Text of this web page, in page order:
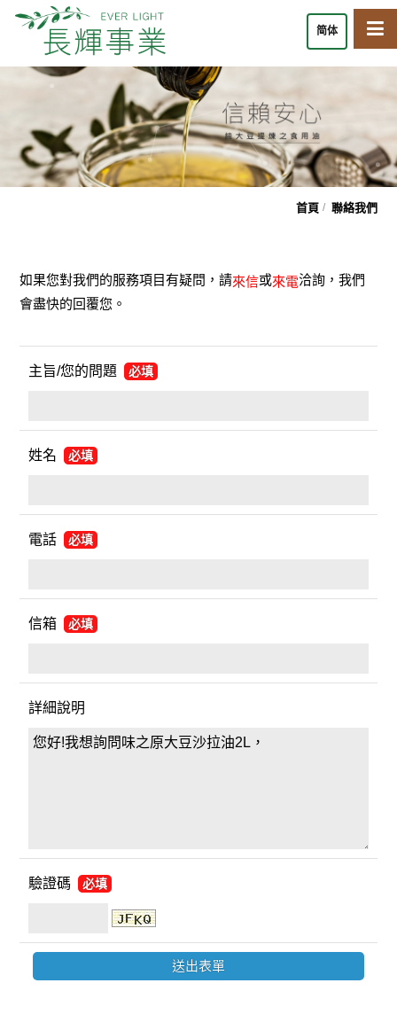
简体
首頁 聯絡我們
如果您對我們的服務項目有疑問，請來信或來電洽詢，我們
會盡快的回覆您。
主旨/您的問題 必填
姓名 必填
電話 必填
信箱 必填
詳細說明
驗證碼 必填